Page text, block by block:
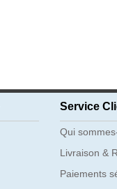
Service
Qui
Livraison &
Paiements